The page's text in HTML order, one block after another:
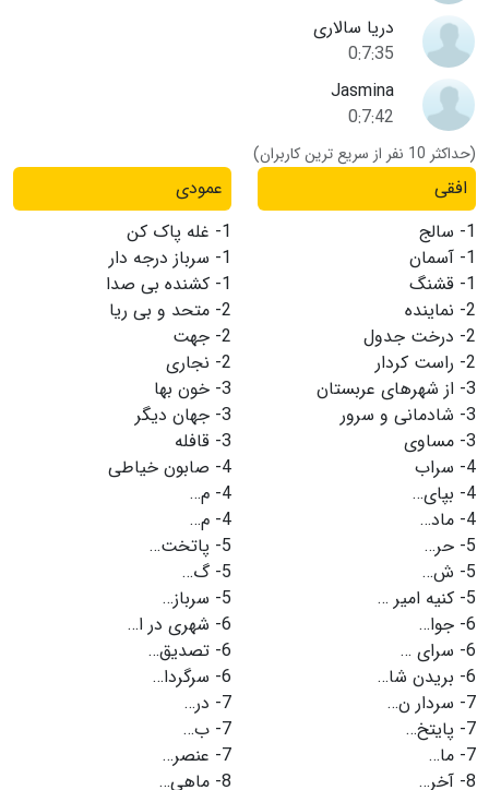
دریا سالاری
0:7:35
Jasmina
0:7:42
(حداکثر 10 نفر از سریع ترین کاربران)
افقی
1- سالج
1- آسمان
1- قشنگ
2- نماینده
2- درخت جدول
2- راست کردار
3- از شهرهای عربستان
3- شادمانی و سرور
3- مساوی
4- سراب
4- بپای…
4- ماد…
5- حر…
5- ش…
5- کنیه امیر …
6- جوا…
6- سرای …
6- بریدن شا…
7- سردار ن…
7- پایتخ…
7- ما…
8- آخر…
عمودی
1- غله پاک کن
1- سرباز درجه دار
1- کشنده بی صدا
2- متحد و بی ریا
2- جهت
2- نجاری
3- خون بها
3- جهان دیگر
3- قافله
4- صابون خیاطی
4- م…
4- م…
5- پاتخت…
5- گ…
5- سرباز…
6- شهری در ا…
6- تصدیق…
6- سرگردا…
7- در…
7- ب…
7- عنصر…
8- ماهی…